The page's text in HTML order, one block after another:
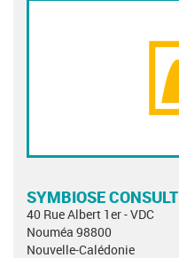
SYMBIOSE CONSULT
40 Rue Albert 1er - VDC
Nouméa 98800
Nouvelle-Calédonie